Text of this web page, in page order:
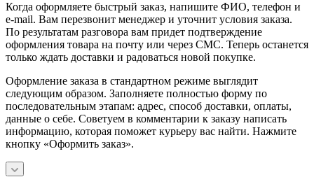
Когда оформляете быстрый заказ, напишите ФИО, телефон и
e-mail. Вам перезвонит менеджер и уточнит условия заказа.
По результатам разговора вам придет подтверждение
оформления товара на почту или через СМС. Теперь останется
только ждать доставки и радоваться новой покупке.
Оформление заказа в стандартном режиме выглядит
следующим образом. Заполняете полностью форму по
последовательным этапам: адрес, способ доставки, оплаты,
данные о себе. Советуем в комментарии к заказу написать
информацию, которая поможет курьеру вас найти. Нажмите
кнопку «Оформить заказ».